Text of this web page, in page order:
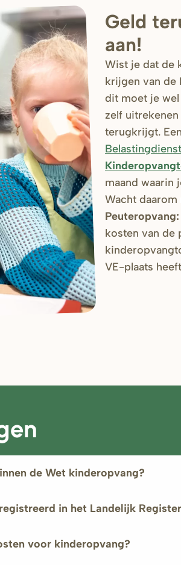
Geld
aan!
Wist je dat de
krijgen van de
dit moet je wel
zelf
terugkrijgt.
Belastingdienst
maand waarin
Wacht daarom
Peuteropvang:
kosten van de
VE-plaats
de Wet kinderopvang?
in het Landelijk
voor kinderopvang?